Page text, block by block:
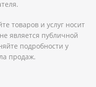
товаров и услуг носит
является публичной
подробности у
продаж.